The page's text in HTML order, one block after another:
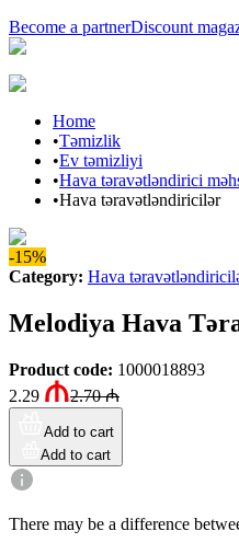
Become a partnerDiscount
Home
•Təmizlik
•Ev təmizliyi
•Hava təravətləndirici
•Hava təravətləndiricilər
-15%
Category: Hava
Melodiya Hava
Product code: 1000018893
2.29
2.70₼
Add to cart
Add to cart
There may be a difference